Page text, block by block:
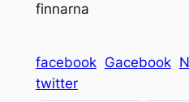
finnarna
facebook Gacebook
twitter